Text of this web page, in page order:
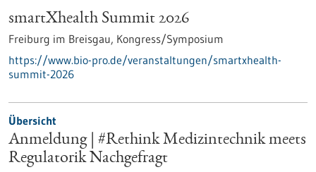
smartXhealth Summit 2026
Freiburg im Breisgau, Kongress/Symposium
https://www.bio-pro.de/veranstaltungen/smartxhealth-
summit-2026
Übersicht
Anmeldung | #Rethink Medizintechnik meets
Regulatorik Nachgefragt